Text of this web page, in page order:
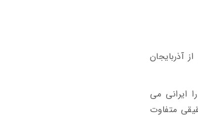
آذربایجان
ایرانی می
متفاوت